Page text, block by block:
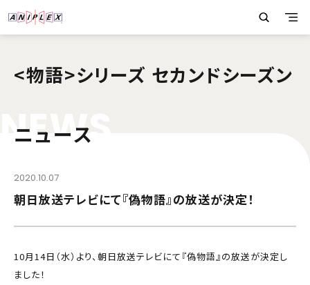
<物語>シリーズ セカンドシーズン
NEWS
ニュース
2020.10.07
朝日放送テレビにて『偽物語』の放送が決定！
10月14日（水）より、朝日放送テレビにて『偽物語』の放送が決定し
ました！